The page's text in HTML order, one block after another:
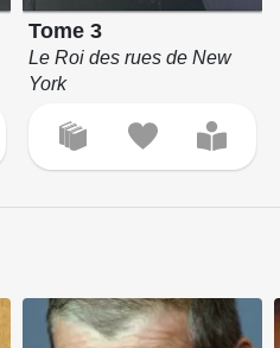
Tome 3
Le Roi des rues de New
York